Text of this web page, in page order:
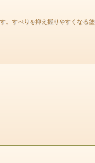
すべりを抑え握りやすくなる